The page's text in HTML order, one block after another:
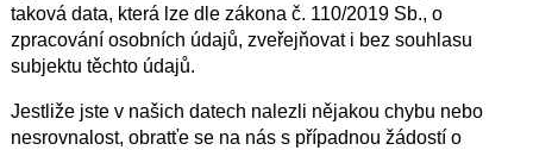
taková data, která lze dle zákona č. 110/2019 Sb., o
zpracování osobních údajů, zveřejňovat i bez souhlasu
subjektu těchto údajů.
Jestliže jste v našich datech nalezli nějakou chybu nebo
nesrovnalost, obratťe se na nás s případnou žádostí o